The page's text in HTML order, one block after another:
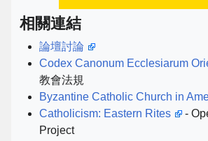
相關連結
論壇討論
Codex Canonum Ecclesiarum
教會法規
Byzantine Catholic Church in
Catholicism: Eastern Rites
-
Project